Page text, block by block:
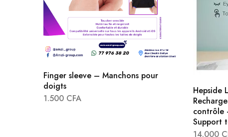
Finger sleeve – Manchons pour
doigts
1.500 CFA
Hepside
contrôle
Support
14.000